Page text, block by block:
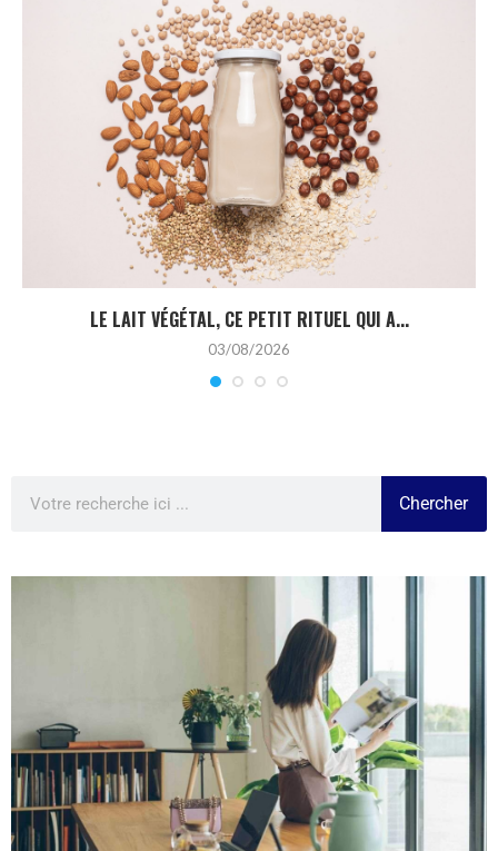
LE LAIT VÉGÉTAL, CE PETIT RITUEL QUI A...
03/08/2026
Chercher